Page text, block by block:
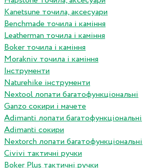
Kanetsune точила, аксесуари
Benchmade точила і каміння
Leatherman точила і каміння
Boker точила і каміння
Morakniv точила і каміння
Інструменти
Naturehike інструменти
Nextool лопати багатофункціональні
Ganzo сокири і мачете
Adimanti лопати багатофункціональні
Adimanti сокири
Nextorch лопати багатофункціональні
Сivivi тактичні ручки
Boker Plus тактичні ручки